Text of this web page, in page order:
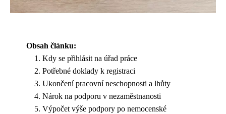
Obsah článku:
Kdy se přihlásit na úřad práce
Potřebné doklady k registraci
Ukončení pracovní neschopnosti a lhůty
Nárok na podporu v nezaměstnanosti
Výpočet výše podpory po nemocenské